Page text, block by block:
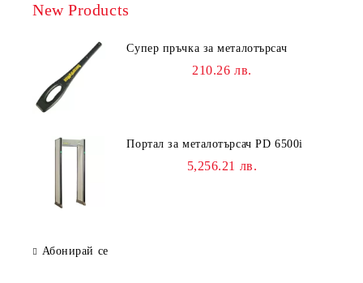
New Products
Супер пръчка за металотърсач
210.26 лв.
Портал за металотърсач PD 6500i
5,256.21 лв.
Абонирай се